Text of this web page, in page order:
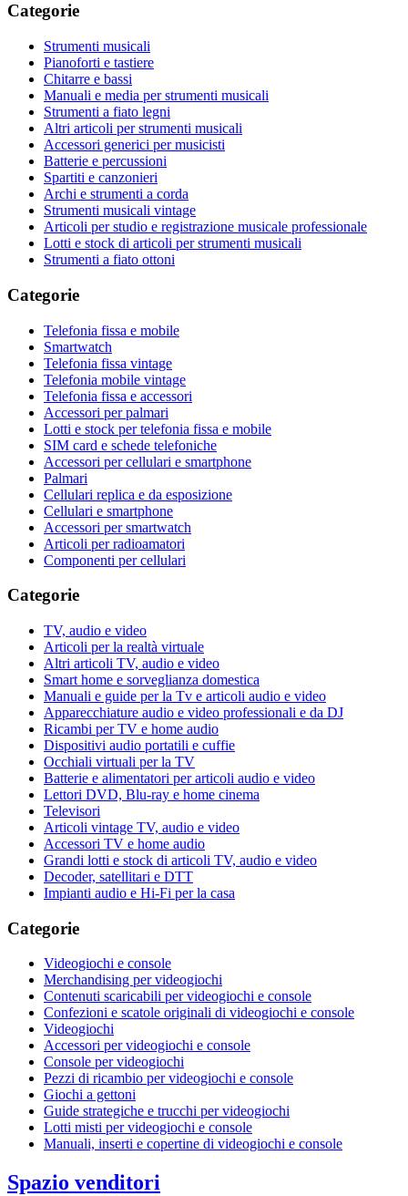
Categorie
Strumenti musicali
Pianoforti e tastiere
Chitarre e bassi
Manuali e media per strumenti musicali
Strumenti a fiato legni
Altri articoli per strumenti musicali
Accessori generici per musicisti
Batterie e percussioni
Spartiti e canzonieri
Archi e strumenti a corda
Strumenti musicali vintage
Articoli per studio e registrazione musicale professionale
Lotti e stock di articoli per strumenti musicali
Strumenti a fiato ottoni
Categorie
Telefonia fissa e mobile
Smartwatch
Telefonia fissa vintage
Telefonia mobile vintage
Telefonia fissa e accessori
Accessori per palmari
Lotti e stock per telefonia fissa e mobile
SIM card e schede telefoniche
Accessori per cellulari e smartphone
Palmari
Cellulari replica e da esposizione
Cellulari e smartphone
Accessori per smartwatch
Articoli per radioamatori
Componenti per cellulari
Categorie
TV, audio e video
Articoli per la realtà virtuale
Altri articoli TV, audio e video
Smart home e sorveglianza domestica
Manuali e guide per la Tv e articoli audio e video
Apparecchiature audio e video professionali e da DJ
Ricambi per TV e home audio
Dispositivi audio portatili e cuffie
Occhiali virtuali per la TV
Batterie e alimentatori per articoli audio e video
Lettori DVD, Blu-ray e home cinema
Televisori
Articoli vintage TV, audio e video
Accessori TV e home audio
Grandi lotti e stock di articoli TV, audio e video
Decoder, satellitari e DTT
Impianti audio e Hi-Fi per la casa
Categorie
Videogiochi e console
Merchandising per videogiochi
Contenuti scaricabili per videogiochi e console
Confezioni e scatole originali di videogiochi e console
Videogiochi
Accessori per videogiochi e console
Console per videogiochi
Pezzi di ricambio per videogiochi e console
Giochi a gettoni
Guide strategiche e trucchi per videogiochi
Lotti misti per videogiochi e console
Manuali, inserti e copertine di videogiochi e console
Spazio venditori